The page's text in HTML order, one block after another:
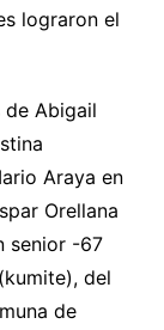
lograron el
de Abigail
Araya en
Orellana
senior -67
del
de